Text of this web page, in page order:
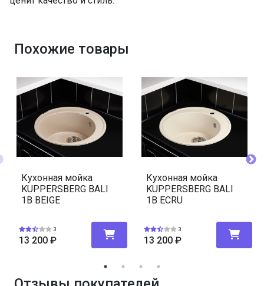
Похожие товары
Кухонная мойка
KUPPERSBERG BALI
1B BEIGE
3
13 200 ₽
Кухонная мойка
KUPPERSBERG BALI
1B ECRU
3
13 200 ₽